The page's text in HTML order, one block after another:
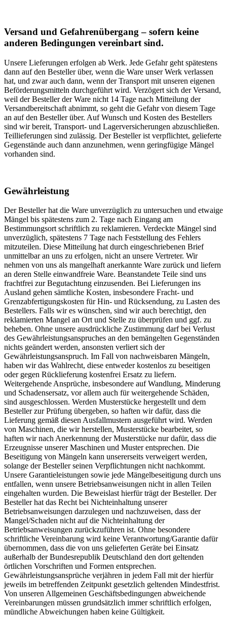
Versand und Gefahrenübergang – sofern keine
anderen Bedingungen vereinbart sind.
Unsere Lieferungen erfolgen ab Werk. Jede Gefahr geht spätestens
dann auf den Besteller über, wenn die Ware unser Werk verlassen
hat, und zwar auch dann, wenn der Transport mit unseren eigenen
Beförderungsmitteln durchgeführt wird. Verzögert sich der Versand,
weil der Besteller der Ware nicht 14 Tage nach Mitteilung der
Versandbereitschaft abnimmt, so geht die Gefahr von diesem Tage
an auf den Besteller über. Auf Wunsch und Kosten des Bestellers
sind wir bereit, Transport- und Lagerversicherungen abzuschließen.
Teillieferungen sind zulässig. Der Besteller ist verpflichtet, gelieferte
Gegenstände auch dann anzunehmen, wenn geringfügige Mängel
vorhanden sind.
Gewährleistung
Der Besteller hat die Ware unverzüglich zu untersuchen und etwaige
Mängel bis spätestens zum 2. Tage nach Eingang am
Bestimmungsort schriftlich zu reklamieren. Verdeckte Mängel sind
unverzüglich, spätestens 7 Tage nach Feststellung des Fehlers
mitzuteilen. Diese Mitteilung hat durch eingeschriebenen Brief
unmittelbar an uns zu erfolgen, nicht an unsere Vertreter. Wir
nehmen von uns als mangelhaft anerkannte Ware zurück und liefern
an deren Stelle einwandfreie Ware. Beanstandete Teile sind uns
frachtfrei zur Begutachtung einzusenden. Bei Lieferungen ins
Ausland gehen sämtliche Kosten, insbesondere Fracht- und
Grenzabfertigungskosten für Hin- und Rücksendung, zu Lasten des
Bestellers. Falls wir es wünschen, sind wir auch berechtigt, den
reklamierten Mangel an Ort und Stelle zu überprüfen und ggf. zu
beheben. Ohne unsere ausdrückliche Zustimmung darf bei Verlust
des Gewährleistungsanspruches an den bemängelten Gegenständen
nichts geändert werden, ansonsten verliert sich der
Gewährleistungsanspruch. Im Fall von nachweisbaren Mängeln,
haben wir das Wahlrecht, diese entweder kostenlos zu beseitigen
oder gegen Rücklieferung kostenfrei Ersatz zu liefern.
Weitergehende Ansprüche, insbesondere auf Wandlung, Minderung
und Schadensersatz, vor allem auch für weitergehende Schäden,
sind ausgeschlossen. Werden Musterstücke hergestellt und dem
Besteller zur Prüfung übergeben, so haften wir dafür, dass die
Lieferung gemäß diesen Ausfallmustern ausgeführt wird. Werden
von Maschinen, die wir herstellen, Musterstücke bearbeitet, so
haften wir nach Anerkennung der Musterstücke nur dafür, dass die
Erzeugnisse unserer Maschinen und Muster entsprechen. Die
Beseitigung von Mängeln kann unsererseits verweigert werden,
solange der Besteller seinen Verpflichtungen nicht nachkommt.
Unsere Garantieleistungen sowie jede Mängelbeseitigung durch uns
entfallen, wenn unsere Betriebsanweisungen nicht in allen Teilen
eingehalten wurden. Die Beweislast hierfür trägt der Besteller. Der
Besteller hat das Recht bei Nichteinhaltung unserer
Betriebsanweisungen darzulegen und nachzuweisen, dass der
Mangel/Schaden nicht auf die Nichteinhaltung der
Betriebsanweisungen zurückzuführen ist. Ohne besondere
schriftliche Vereinbarung wird keine Verantwortung/Garantie dafür
übernommen, dass die von uns gelieferten Geräte bei Einsatz
außerhalb der Bundesrepublik Deutschland den dort geltenden
örtlichen Vorschriften und Formen entsprechen.
Gewährleistungsansprüche verjähren in jedem Fall mit der hierfür
jeweils im betreffenden Zeitpunkt gesetzlich geltenden Mindestfrist.
Von unseren Allgemeinen Geschäftsbedingungen abweichende
Vereinbarungen müssen grundsätzlich immer schriftlich erfolgen,
mündliche Abweichungen haben keine Gültigkeit.